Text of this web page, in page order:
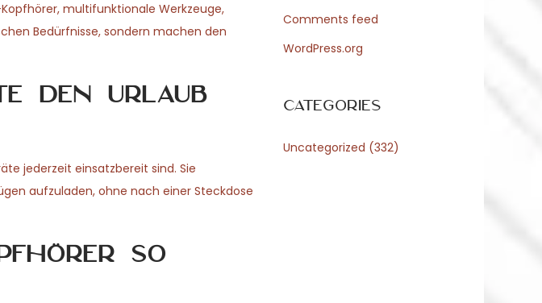
multifunktionale Werkzeuge,
Bedürfnisse, sondern machen den
den Urlaub
jederzeit einsatzbereit sind. Sie
aufzuladen, ohne nach einer Steckdose
so
Comments feed
WordPress.org
Categories
Uncategorized (332)